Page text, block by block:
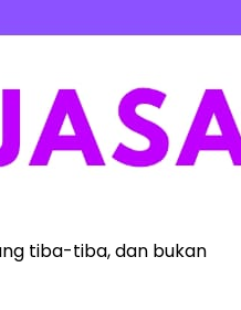
tiba-tiba, dan bukan